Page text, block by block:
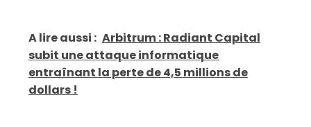
A lire aussi : Arbitrum : Radiant Capital
subit une attaque informatique
entraînant la perte de 4,5 millions de
dollars !